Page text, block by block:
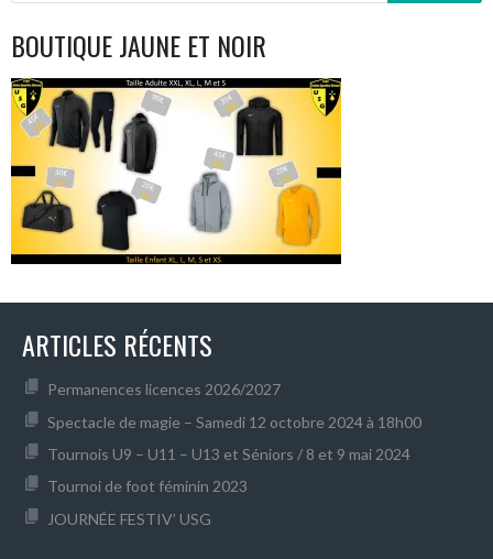
BOUTIQUE JAUNE ET NOIR
ARTICLES RÉCENTS
Permanences licences 2026/2027
Spectacle de magie – Samedi 12 octobre 2024 à 18h00
Tournois U9 – U11 – U13 et Séniors / 8 et 9 mai 2024
Tournoi de foot féminin 2023
JOURNÉE FESTIV’ USG